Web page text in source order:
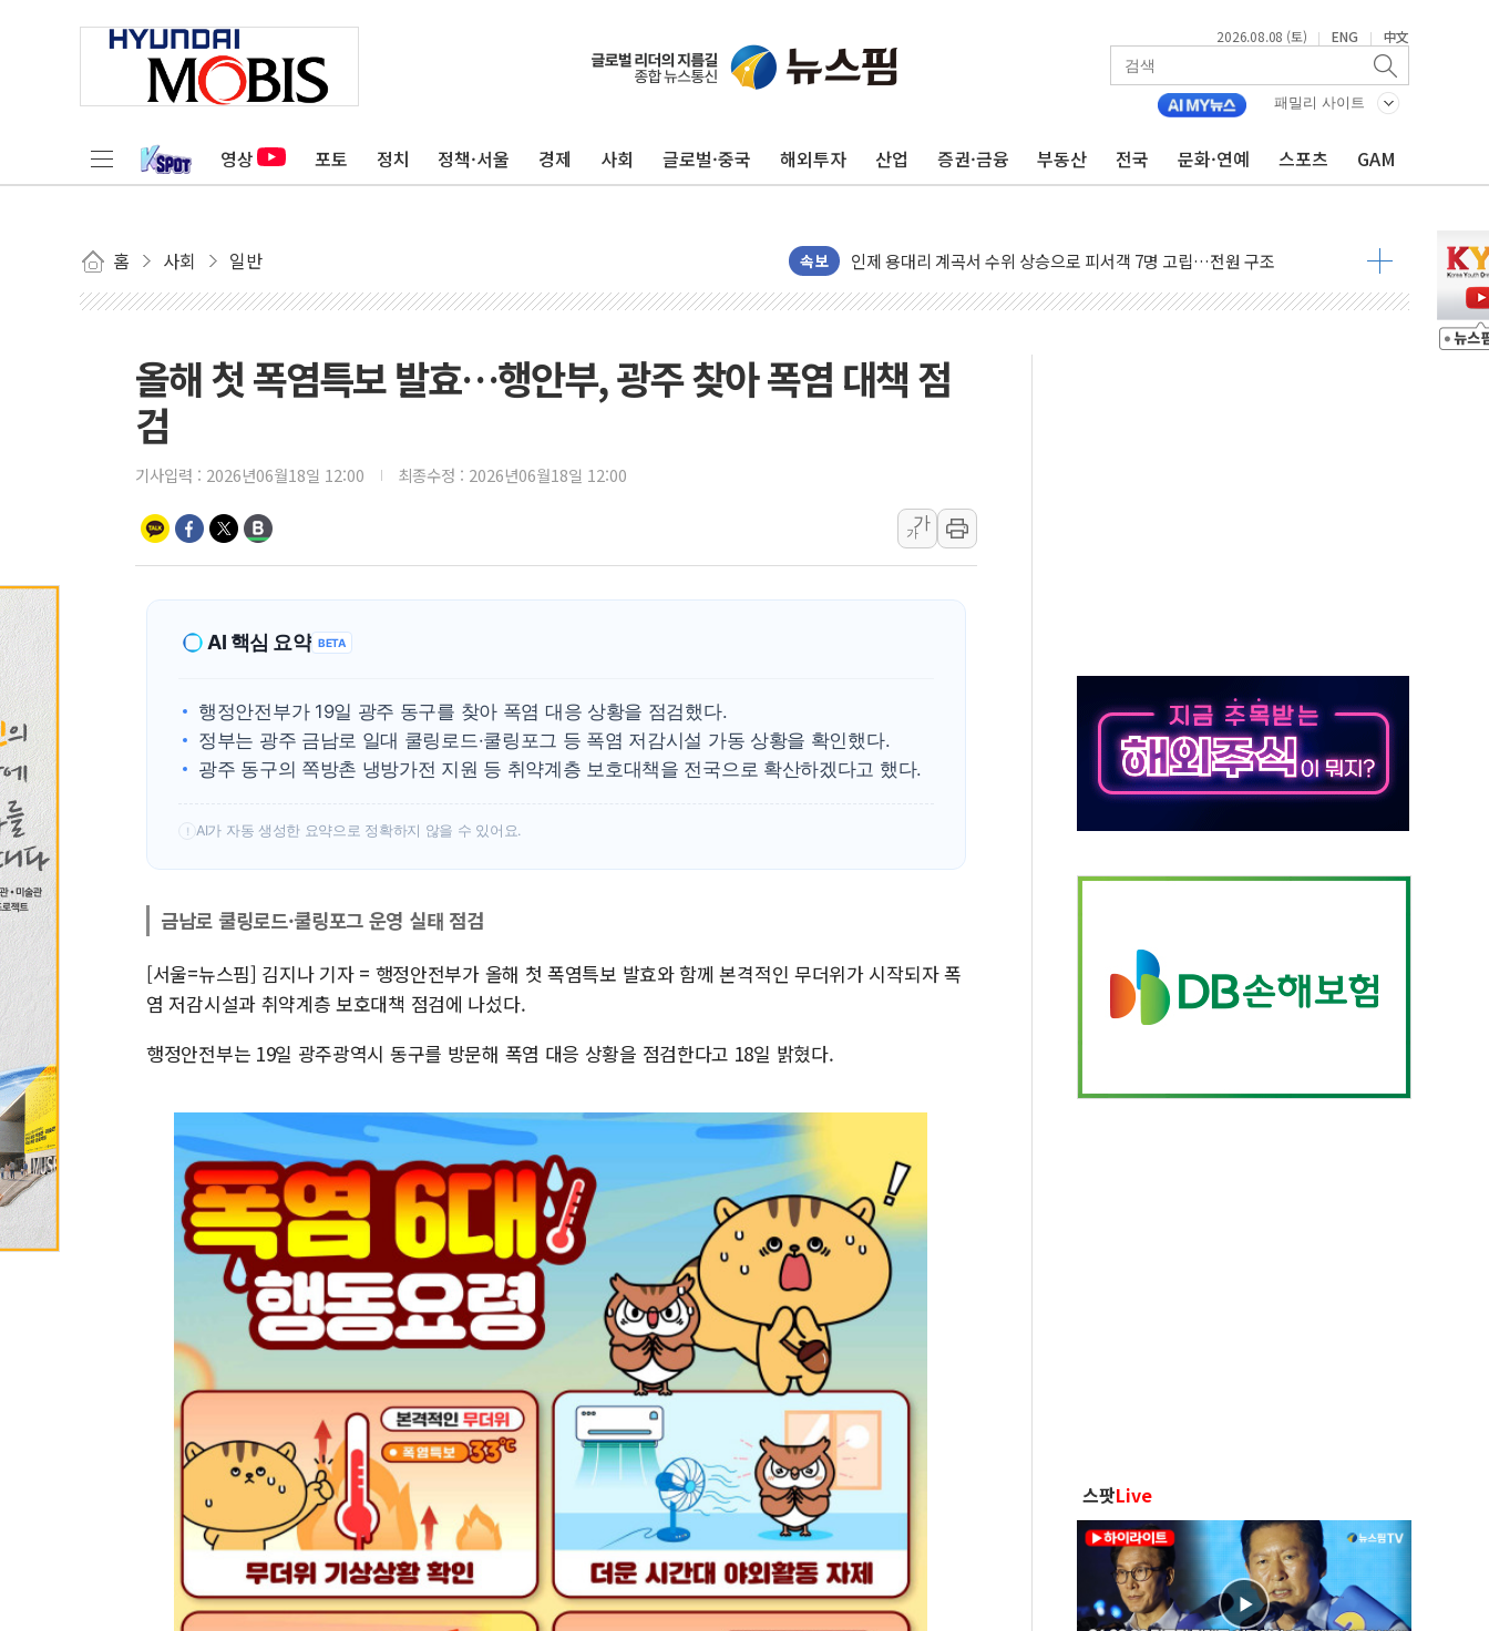
2026.08.08 (토) | ENG | 中文
패밀리 사이트
영상 포토 정치 정책·서울 경제 사회 글로벌·중국 해외투자 산업 증권·금융 부동산 전국 문화·연예 스포츠 GAM
홈 사회 일반 속보
'화합' 꺼낸 김민석에 '뻔뻔' 받아친 정청래…제주 연설서 신경전 고조
동해중부 전 해상 풍랑주의보…10일까지 최대 3.5m 높은 물결
연일 폭염에 온열질환 사망 23명…정부, 비상대응기구 가동
인제 용대리 계곡서 수위 상승으로 피서객 7명 고립…전원 구조
동해시, 11~14일 '별똥별 멍' 운영…페르세우스 유성우 관측
청양 밭에서 일하던 90대 숨져…온열질환 여부 조사
폭염에 車 운전면허 기능시험 오전 집중 편성…체감온도 38도 넘으면 중단
오세훈 "용산공원 주택 검토, 민주당 스스로 원칙 뒤집는 것"
충북 주말 무더위 지속…청주·진천 35도, 곳곳 소나기
뉴욕증시, 고용 쇼크에 금리 인상 우려 후퇴…S&P500 최고치
트럼프, 쿡 연준 이사 해임 재추진…"26일까지 의혹 소명" 요구
올해 첫 폭염특보 발효…행안부, 광주 찾아 폭염 대책 점
검
기사입력 : 2026년06월18일 12:00 최종수정 : 2026년06월18일 12:00
가
가
AI 핵심 요약 BETA
행정안전부가 19일 광주 동구를 찾아 폭염 대응 상황을 점검했다.
정부는 광주 금남로 일대 쿨링로드·쿨링포그 등 폭염 저감시설 가동 상황을 확인했다.
광주 동구의 쪽방촌 냉방가전 지원 등 취약계층 보호대책을 전국으로 확산하겠다고 했다.
! AI가 자동 생성한 요약으로 정확하지 않을 수 있어요.
금남로 쿨링로드·쿨링포그 운영 실태 점검
[서울=뉴스핌] 김지나 기자 = 행정안전부가 올해 첫 폭염특보 발효와 함께 본격적인 무더위가 시작되자 폭
염 저감시설과 취약계층 보호대책 점검에 나섰다.
행정안전부는 19일 광주광역시 동구를 방문해 폭염 대응 상황을 점검한다고 18일 밝혔다.
스팟Live